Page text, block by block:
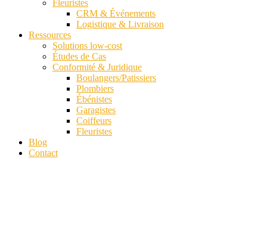
Fleuristes
CRM & Événements
Logistique & Livraison
Ressources
Solutions low-cost
Études de Cas
Conformité & Juridique
Boulangers/Patissiers
Plombiers
Ébénistes
Garagistes
Coiffeurs
Fleuristes
Blog
Contact